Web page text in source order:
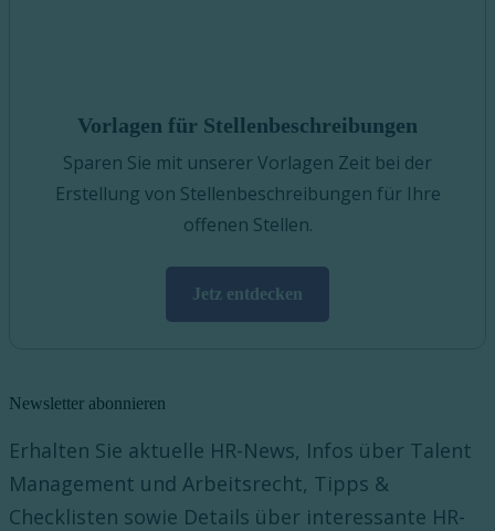
Vorlagen für Stellenbeschreibungen
Sparen Sie mit unserer Vorlagen Zeit bei der
Erstellung von Stellenbeschreibungen für Ihre
offenen Stellen.
Jetz entdecken
Newsletter abonnieren
Erhalten Sie aktuelle HR-News, Infos über Talent
Management und Arbeitsrecht, Tipps &
Checklisten sowie Details über interessante HR-